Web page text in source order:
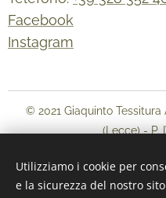
Facebook
Instagram
© 2021 Giaquinto
(Lecce) - P.
Sito web e shop
Utilizziamo i cookie per
e la sicurezza del nostro